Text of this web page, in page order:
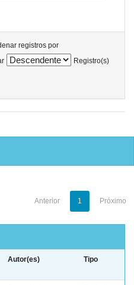
registros por
Registro(s)
Anterior 1 Próximo
Autor(es) Tipo